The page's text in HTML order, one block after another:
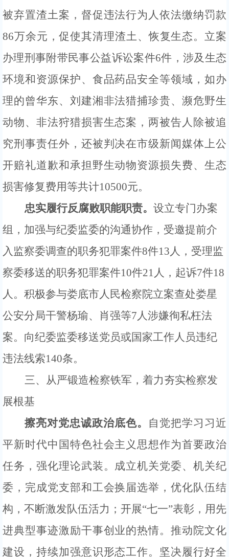
被弃置渣土案，督促违法行为人依法缴纳罚款
86万余元，促使其清理渣土、恢复生态。 立案
办理刑事附带民事公益诉讼案件6件 ， 涉及生态
环境和资源保护、食品药品安全等领域，如办
理的曾华东、刘建湘非法猎捕珍贵、濒危野生
动物、非法狩猎损害生态案，两被告人除被追
究刑事责任外，还被判决在市级新闻媒体上公
开赔礼道歉和承担野生动物资源损失费、生态
损害修复费用等共计10500元。
忠实履行反腐败职能职责。 设立专门办案
组，加强与纪委监委的沟通协作，受邀提前介
入监察委调查的职务犯罪案件8件13人， 受理监
察委移送的职务犯罪案件10件21 人 ，起诉7件18
人 。 积极参与娄底市人民检察院立案查处娄星
公安分局干警杨瑜、肖强等7人涉嫌徇私枉法
案。向纪委监委移送党员或国家工作人员违纪
违法线索140条。
三、从严锻造检察铁军，着力夯实检察发
展根基
擦亮对党忠诚政治底色。
自觉把学习习近
平新时代中国特色社会主义思想作为首要政治
任务，强化理论武装。成立机关党委、机关纪
委，完成党支部和工会换届选举，优化队伍结
构，不断激发队伍活力；开展“七一”表彰，用先
进典型事迹激励干事创业的热情。推动院文化
建设，持续加强意识形态工作。 坚决履行好全